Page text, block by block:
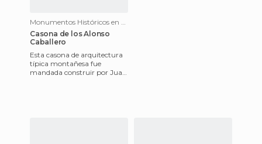
Monumentos Históricos en Cartes
Casona de los Alonso
Caballero
Esta casona de arquitectura
típica montañesa fue
mandada construir por Juan